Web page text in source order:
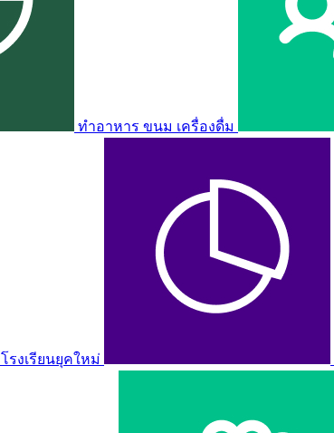
ทำอาหาร ขนม เครื่องดื่ม
โรงเรียนยุคใหม่